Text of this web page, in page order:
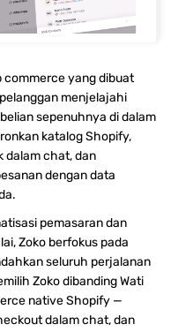
commerce yang dibuat
menjelajahi
sepenuhnya di dalam
katalog Shopify,
dalam chat, dan
dengan data
pemasaran dan
Zoko berfokus pada
seluruh perjalanan
Zoko dibanding Wati
native Shopify —
dalam chat, dan